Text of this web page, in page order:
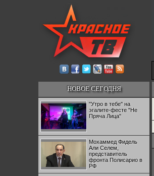
НОВОЕ СЕГОДНЯ
"Утро в тебе" на
эгалите-фесте "Не
Пряча Лица"
Мохаммед Фидель
Али Селем,
представитель
фронта Полисарио в
РФ